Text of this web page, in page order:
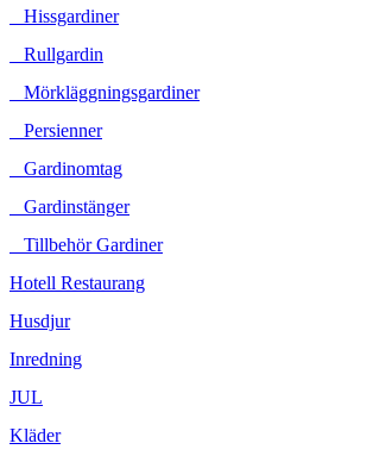
Hissgardiner
Rullgardin
Mörkläggningsgardiner
Persienner
Gardinomtag
Gardinstänger
Tillbehör Gardiner
Hotell Restaurang
Husdjur
Inredning
JUL
Kläder